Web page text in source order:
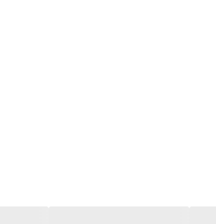
آرایشی به جهان عرضه کرده است.